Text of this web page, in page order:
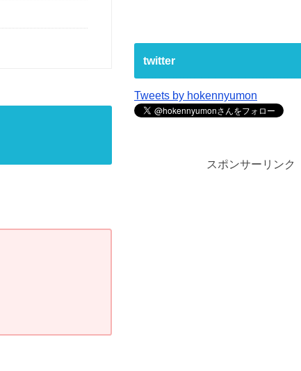
twitter
Tweets by hokennyumon
スポンサーリンク